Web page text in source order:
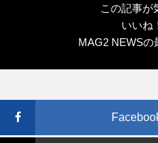
この記事が
いいね
MAG2 NEWSの